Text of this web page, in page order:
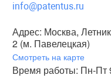
info@patentus.ru
Адрес: Москва,
2 (м. Павелецкая)
Смотреть на карте
Время работы: Пн-Пт